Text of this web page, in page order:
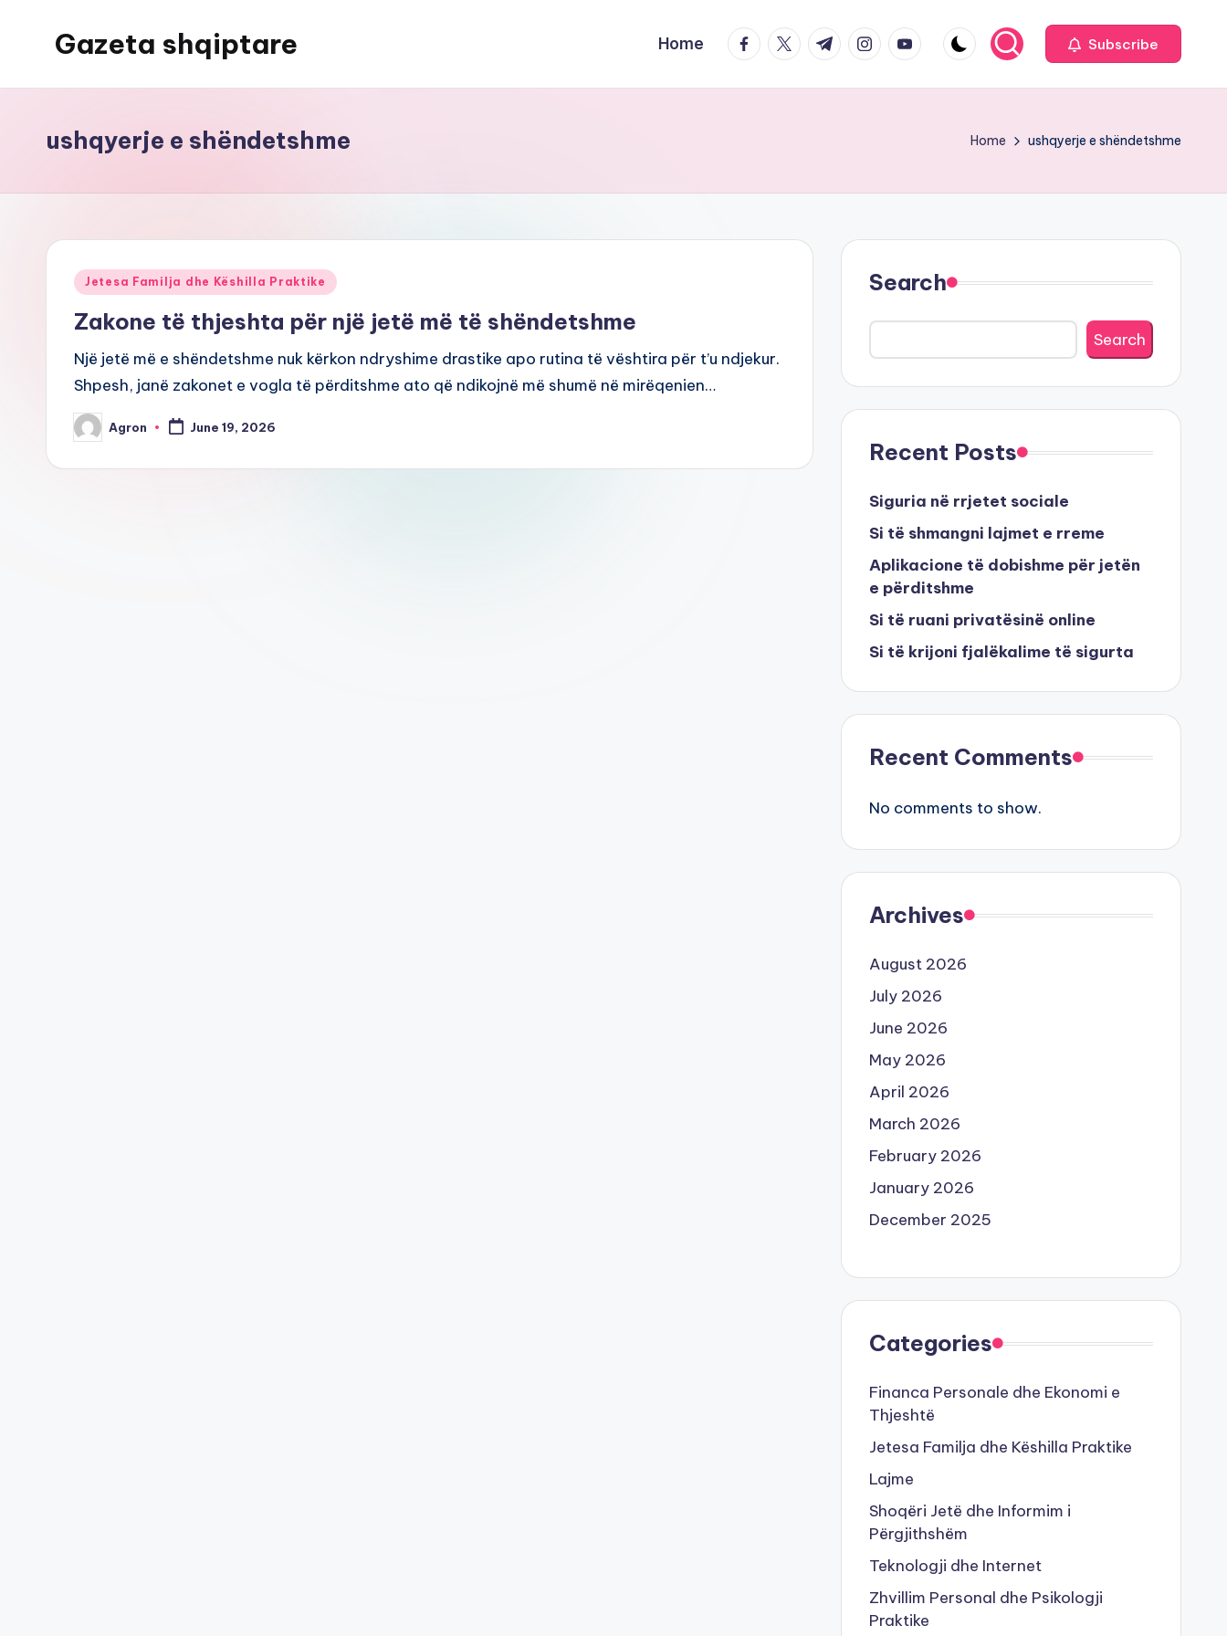
Gazeta shqiptare Home facebook.com
twitter.com
t.me instagram.com
youtube.com Subscribe
ushqyerje e shëndetshme Home ushqyerje e shëndetshme
Posted
Jetesa Familja dhe Këshilla Praktike
Zakone të thjeshta për një jetë më të shëndetshme
Një jetë më e shëndetshme nuk kërkon ndryshime drastike apo rutina të vështira për t’u ndjekur.
Shpesh, janë zakonet e vogla të përditshme ato që ndikojnë më shumë në mirëqenien…
Posted
by
Agron June 19, 2026
Search
Search
Recent Posts
Siguria në rrjetet sociale
Si të shmangni lajmet e rreme
Aplikacione të dobishme për jetën
e përditshme
Si të ruani privatësinë online
Si të krijoni fjalëkalime të sigurta
Recent Comments
No comments to show.
Archives
August 2026
July 2026
June 2026
May 2026
April 2026
March 2026
February 2026
January 2026
December 2025
Categories
Financa Personale dhe Ekonomi e
Thjeshtë
Jetesa Familja dhe Këshilla Praktike
Lajme
Shoqëri Jetë dhe Informim i
Përgjithshëm
Teknologji dhe Internet
Zhvillim Personal dhe Psikologji
Praktike